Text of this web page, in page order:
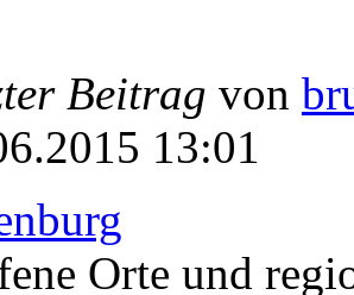
Beitrag von
13:01
Orte und